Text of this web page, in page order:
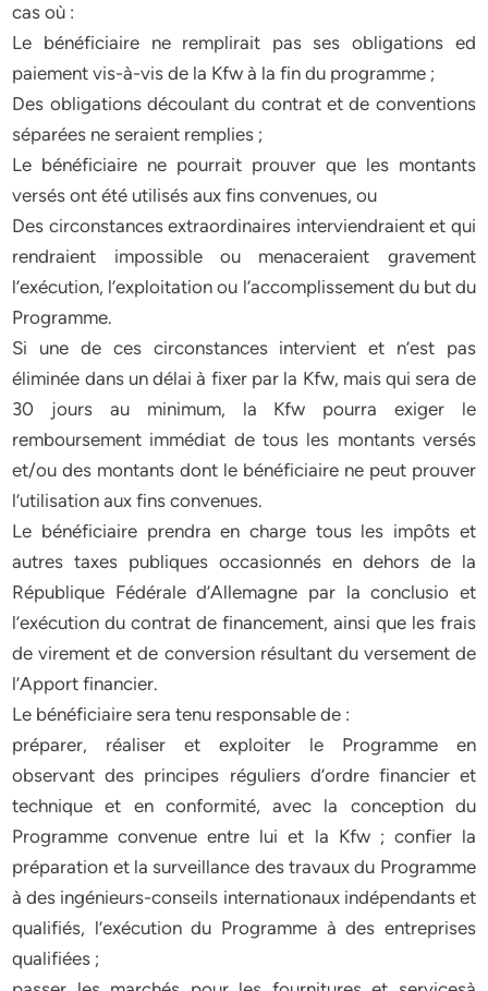
cas où :
Le bénéficiaire ne remplirait pas ses obligations ed
paiement vis-à-vis de la Kfw à la fin du programme ;
Des obligations découlant du contrat et de conventions
séparées ne seraient remplies ;
Le bénéficiaire ne pourrait prouver que les montants
versés ont été utilisés aux fins convenues, ou
Des circonstances extraordinaires interviendraient et qui
rendraient impossible ou menaceraient gravement
l’exécution, l’exploitation ou l’accomplissement du but du
Programme.
Si une de ces circonstances intervient et n’est pas
éliminée dans un délai à fixer par la Kfw, mais qui sera de
30 jours au minimum, la Kfw pourra exiger le
remboursement immédiat de tous les montants versés
et/ou des montants dont le bénéficiaire ne peut prouver
l’utilisation aux fins convenues.
Le bénéficiaire prendra en charge tous les impôts et
autres taxes publiques occasionnés en dehors de la
République Fédérale d’Allemagne par la conclusio et
l’exécution du contrat de financement, ainsi que les frais
de virement et de conversion résultant du versement de
l’Apport financier.
Le bénéficiaire sera tenu responsable de :
préparer, réaliser et exploiter le Programme en
observant des principes réguliers d’ordre financier et
technique et en conformité, avec la conception du
Programme convenue entre lui et la Kfw ; confier la
préparation et la surveillance des travaux du Programme
à des ingénieurs-conseils internationaux indépendants et
qualifiés, l’exécution du Programme à des entreprises
qualifiées ;